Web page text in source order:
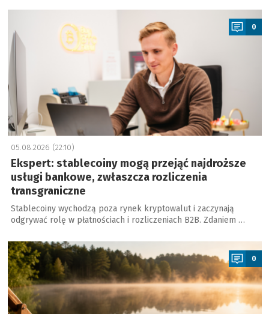
a
0
05.08.2026 (22:10)
Ekspert: stablecoiny mogą przejąć najdroższe
usługi bankowe, zwłaszcza rozliczenia
transgraniczne
Stablecoiny wychodzą poza rynek kryptowalut i zaczynają
odgrywać rolę w płatnościach i rozliczeniach B2B. Zdaniem …
a
0